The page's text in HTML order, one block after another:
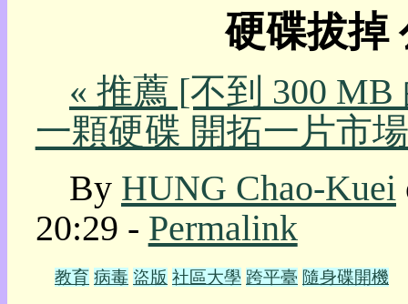
硬碟拔掉
« 推薦 [不到 300
一顆硬碟 開拓一片市
By HUNG Chao-Kuei
20:29 - Permalink
教育 病毒 盜版 社區大學 跨平臺 隨身碟開機